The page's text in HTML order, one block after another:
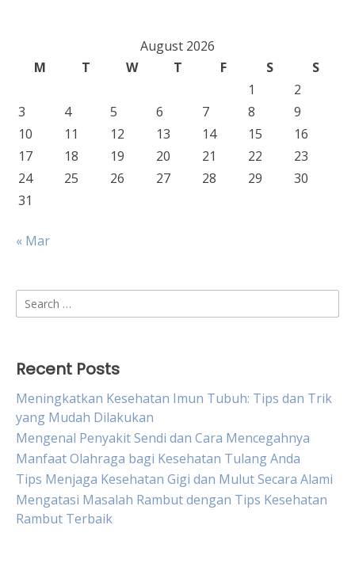
August 2026
M
T W T F S
S
1
2
3
4 5 6 7 8
9
10
11 12 13 14 15
16
17
18 19 20 21 22
23
24
25 26 27 28 29
30
31
« Mar
Search
for:
Recent Posts
Meningkatkan Kesehatan Imun Tubuh: Tips dan Trik
yang Mudah Dilakukan
Mengenal Penyakit Sendi dan Cara Mencegahnya
Manfaat Olahraga bagi Kesehatan Tulang Anda
Tips Menjaga Kesehatan Gigi dan Mulut Secara Alami
Mengatasi Masalah Rambut dengan Tips Kesehatan
Rambut Terbaik